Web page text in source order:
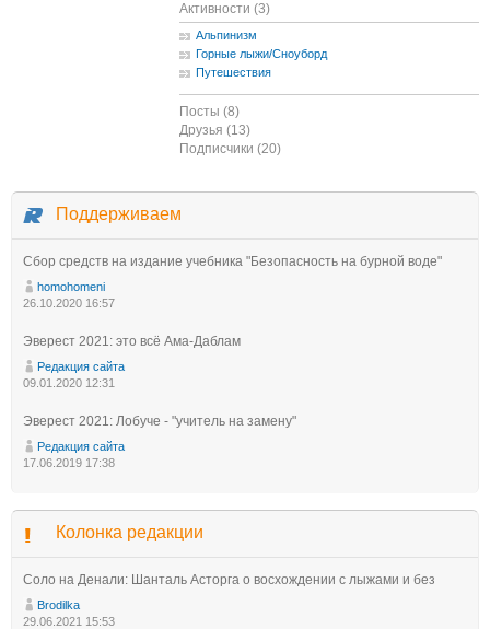
Активности (3)
Альпинизм
Горные лыжи/Сноуборд
Путешествия
Посты (8)
Друзья (13)
Подписчики (20)
Поддерживаем
Сбор средств на издание учебника "Безопасность на бурной воде"
homohomeni
26.10.2020 16:57
Эверест 2021: это всё Ама-Даблам
Редакция сайта
09.01.2020 12:31
Эверест 2021: Лобуче - "учитель на замену"
Редакция сайта
17.06.2019 17:38
Колонка редакции
Соло на Денали: Шанталь Асторга о восхождении с лыжами и без
Brodilka
29.06.2021 15:53